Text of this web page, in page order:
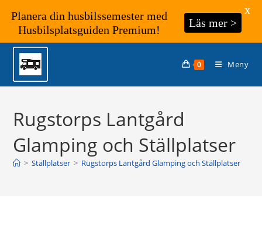
Hoppa
innehållet
0 Meny
Rugstorps Lantgård
Glamping och Ställplatser
> Ställplatser > Rugstorps Lantgård Glamping och Ställplatser
Planera din husbilssemester med
Husbilsplatsguiden Premium!
Läs mer >
X